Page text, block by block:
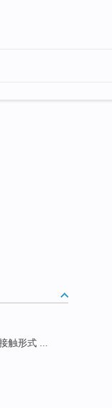
触形式 ...